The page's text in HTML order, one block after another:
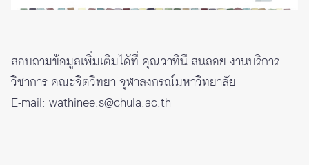
สอบถามข้อมูลเพิ่มเติมได้ที่ คุณวาทินี สนลอย งานบริการ
วิชาการ คณะจิตวิทยา จุฬาลงกรณ์มหาวิทยาลัย
E-mail: wathinee.s@chula.ac.th